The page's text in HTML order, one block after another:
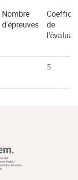
Nombre
d'épreuves
de
5